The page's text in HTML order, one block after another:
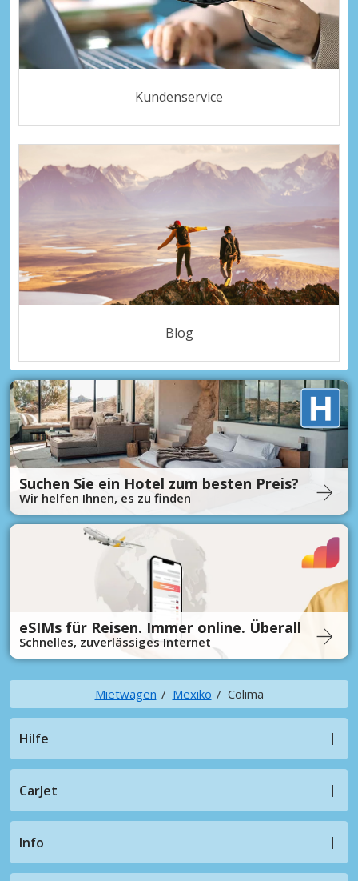
Kundenservice
Blog
Suchen Sie ein Hotel zum besten Preis?
Wir helfen Ihnen, es zu finden
eSIMs für Reisen. Immer online. Überall
Schnelles, zuverlässiges Internet
Mietwagen Mexiko Colima
Hilfe
CarJet
Info